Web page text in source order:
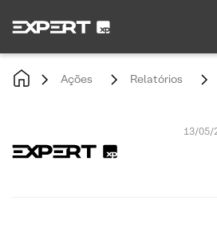
Ações Relatórios
13/05/